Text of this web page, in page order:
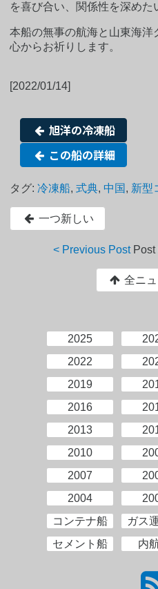
を喜び合い、関係性を深めた
本船の無事の航海と山東海洋
心からお祈りします。
[2022/01/14]
旭洋の冷凍船
この船の詳細
タグ:冷凍船,式典, 中国 , 新型
一つ新しい
< Previous Post Post
全ニ
2025
2022
2019
2016
2013
2010
2007
2004
コンテナ船
ガス
セメント船
内